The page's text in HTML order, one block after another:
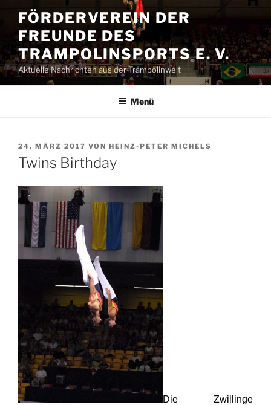
Inhalt
springen
FÖRDERVEREIN DER
FREUNDE DES
TRAMPOLINSPORTS E. V.
Aktuelle Nachrichten aus der Trampolinwelt
Menü
VERÖFFENTLICHT
AM
24. MÄRZ 2017 VON HEINZ-PETER MICHELS
Twins Birthday
Die Zwillinge